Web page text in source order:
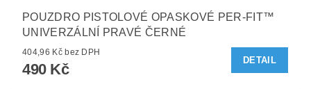
POUZDRO PISTOLOVÉ OPASKOVÉ PER-FIT™
UNIVERZÁLNÍ PRAVÉ ČERNÉ
404,96 Kč bez DPH
490 Kč
DETAIL